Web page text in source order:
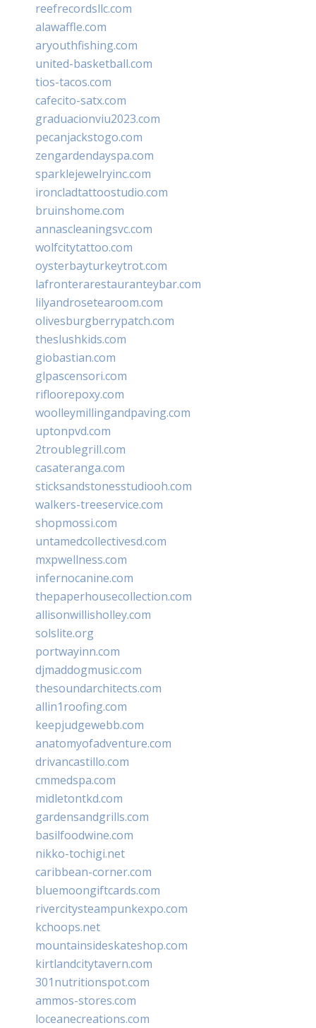
reefrecordsllc.com
alawaffle.com
aryouthfishing.com
united-basketball.com
tios-tacos.com
cafecito-satx.com
graduacionviu2023.com
pecanjackstogo.com
zengardendayspa.com
sparklejewelryinc.com
ironcladtattoostudio.com
bruinshome.com
annascleaningsvc.com
wolfcitytattoo.com
oysterbayturkeytrot.com
lafronterarestauranteybar.com
lilyandrosetearoom.com
olivesburgberrypatch.com
theslushkids.com
giobastian.com
glpascensori.com
rifloorepoxy.com
woolleymillingandpaving.com
uptonpvd.com
2troublegrill.com
casateranga.com
sticksandstonesstudiooh.com
walkers-treeservice.com
shopmossi.com
untamedcollectivesd.com
mxpwellness.com
infernocanine.com
thepaperhousecollection.com
allisonwillisholley.com
solslite.org
portwayinn.com
djmaddogmusic.com
thesoundarchitects.com
allin1roofing.com
keepjudgewebb.com
anatomyofadventure.com
drivancastillo.com
cmmedspa.com
midletontkd.com
gardensandgrills.com
basilfoodwine.com
nikko-tochigi.net
caribbean-corner.com
bluemoongiftcards.com
rivercitysteampunkexpo.com
kchoops.net
mountainsideskateshop.com
kirtlandcitytavern.com
301nutritionspot.com
ammos-stores.com
loceanecreations.com